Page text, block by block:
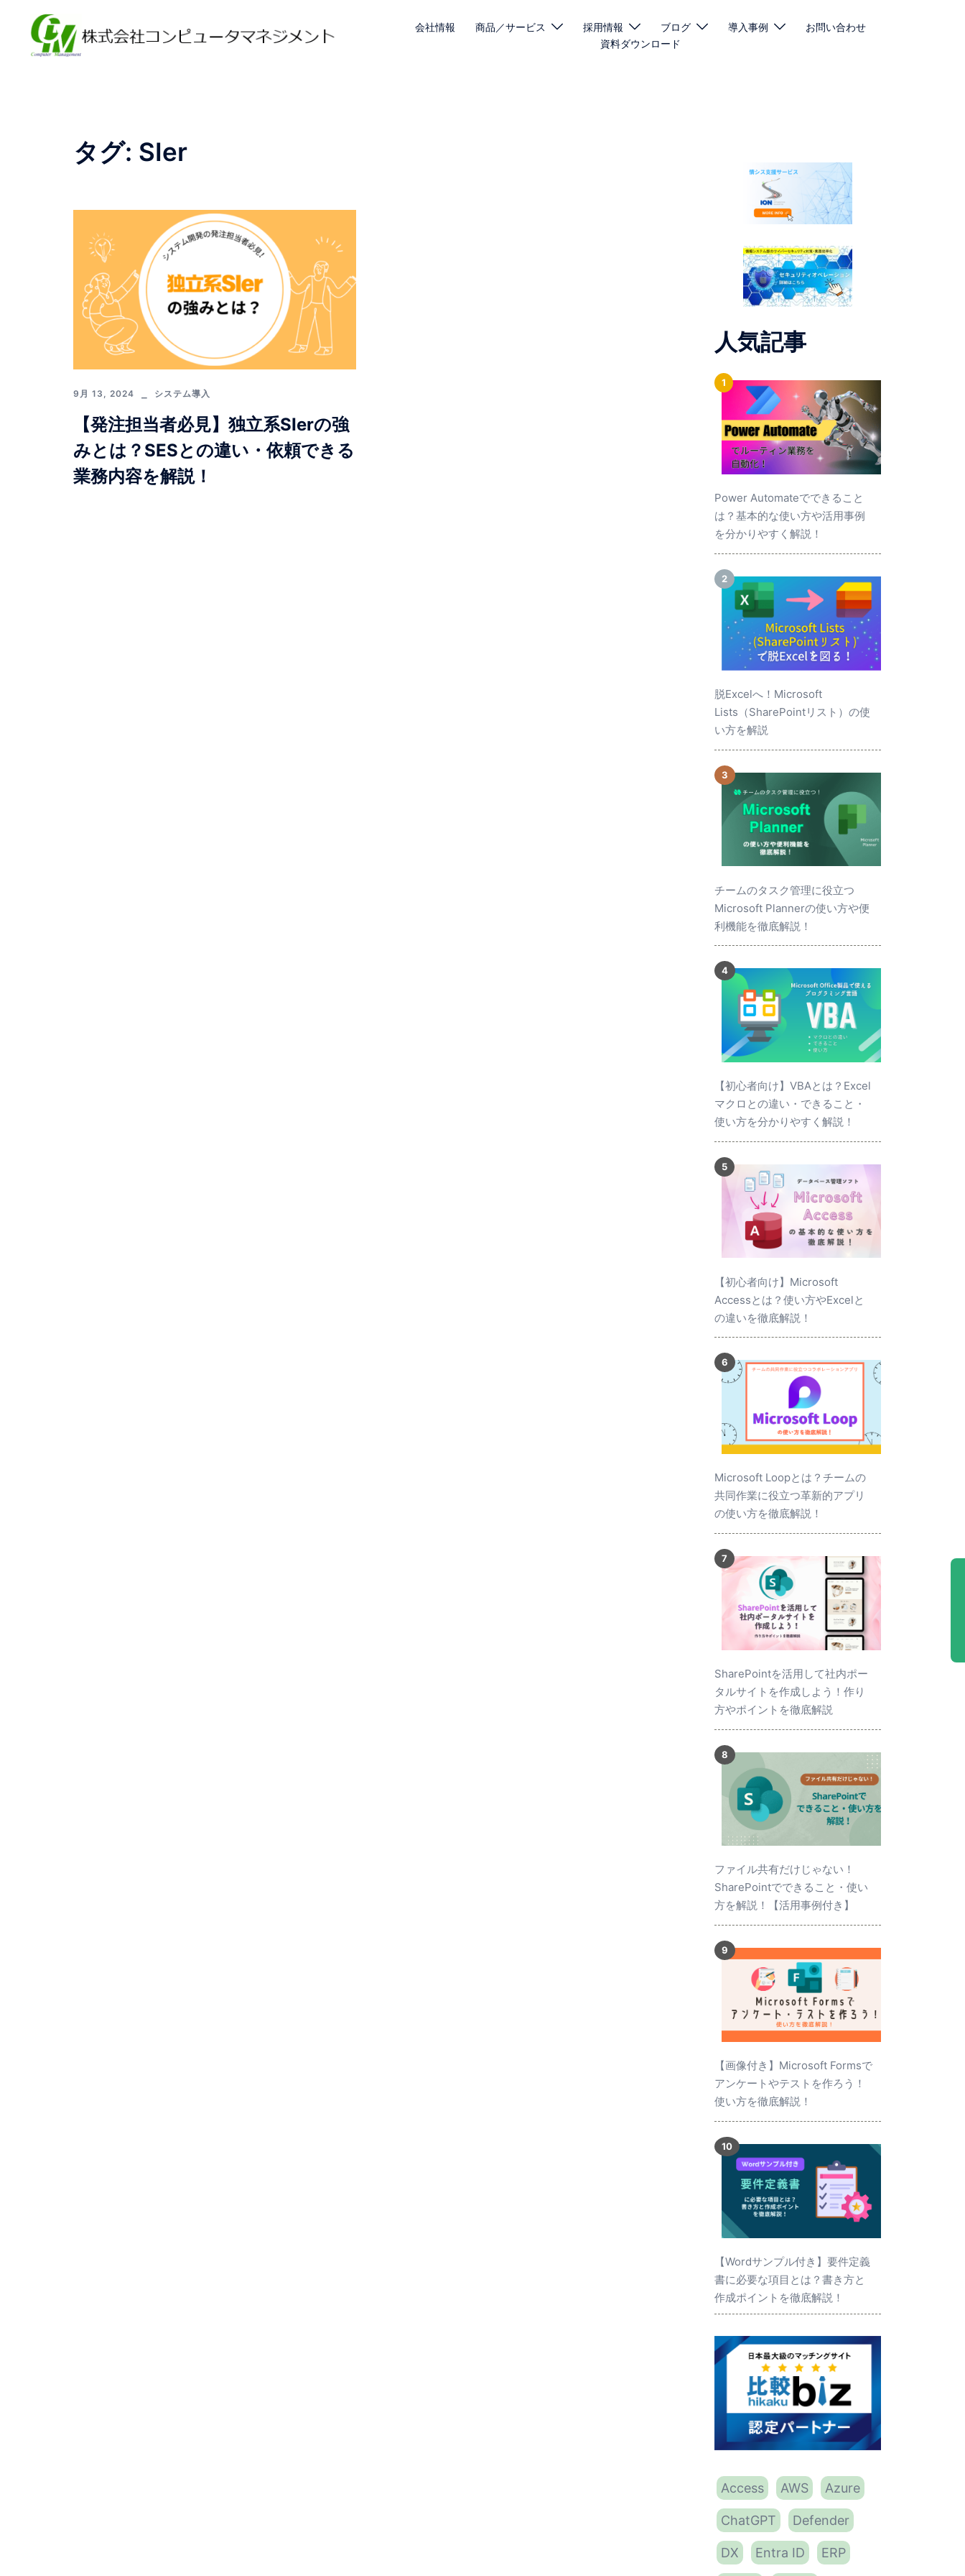
会社情報 商品／サービス 採用情報 ブログ 導入事例
お問い合わせ
資料ダウンロード
タグ: SIer
9月 13, 2024 システム導入
【発注担当者必見】独立系SIerの強
みとは？SESとの違い・依頼できる
業務内容を解説！
人気記事
Power Automateでできること
は？基本的な使い方や活用事例
を分かりやすく解説！
脱Excelへ！Microsoft
Lists（SharePointリスト）の使
い方を解説
チームのタスク管理に役立つ
Microsoft Plannerの使い方や便
利機能を徹底解説！
【初心者向け】VBAとは？Excel
マクロとの違い・できること・
使い方を分かりやすく解説！
【初心者向け】Microsoft
Accessとは？使い方やExcelと
の違いを徹底解説！
Microsoft Loopとは？チームの
共同作業に役立つ革新的アプリ
の使い方を徹底解説！
SharePointを活用して社内ポー
タルサイトを作成しよう！作り
方やポイントを徹底解説
ファイル共有だけじゃない！
SharePointでできること・使い
方を解説！【活用事例付き】
【画像付き】Microsoft Formsで
アンケートやテストを作ろう！
使い方を徹底解説！
【Wordサンプル付き】要件定義
書に必要な項目とは？書き方と
作成ポイントを徹底解説！
Access AWS Azure
ChatGPT Defender
DX Entra ID ERP